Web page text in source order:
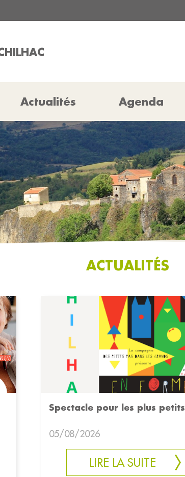
Actualités Agenda
ACTUALITÉS
Spectacle pour les plus petits
05/08/2026
LIRE LA SUITE